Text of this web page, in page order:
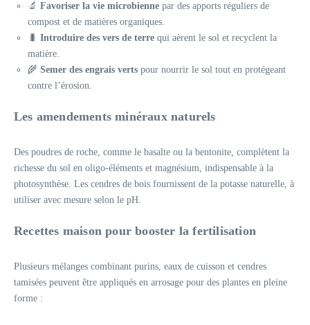
🔬 Favoriser la vie microbienne par des apports réguliers de
compost et de matières organiques.
🐛 Introduire des vers de terre qui aèrent le sol et recyclent la
matière.
🌾 Semer des engrais verts pour nourrir le sol tout en protégeant
contre l’érosion.
Les amendements minéraux naturels
Des poudres de roche, comme le basalte ou la bentonite, complètent la
richesse du sol en oligo-éléments et magnésium, indispensable à la
photosynthèse. Les cendres de bois fournissent de la potasse naturelle, à
utiliser avec mesure selon le pH.
Recettes maison pour booster la fertilisation
Plusieurs mélanges combinant purins, eaux de cuisson et cendres
tamisées peuvent être appliqués en arrosage pour des plantes en pleine
forme :